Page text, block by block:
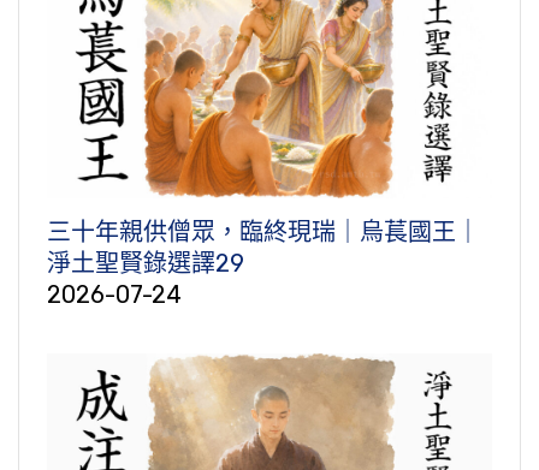
三十年親供僧眾，臨終現瑞｜烏萇國王｜
淨土聖賢錄選譯29
2026-07-24